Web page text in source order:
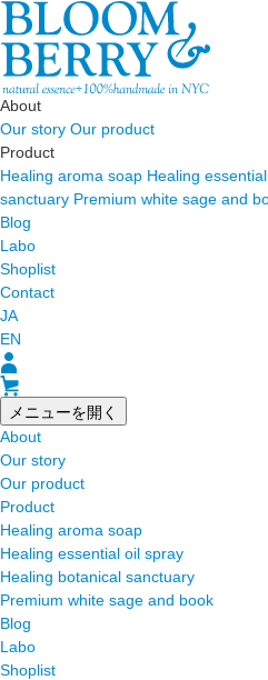
About
Our story Our product
Product
Healing aroma soap Healing
sanctuary Premium white sage and
Blog
Labo
Shoplist
Contact
JA
EN
メニューを開く
About
Our story
Our product
Product
Healing aroma soap
Healing essential oil spray
Healing botanical sanctuary
Premium white sage and book
Blog
Labo
Shoplist